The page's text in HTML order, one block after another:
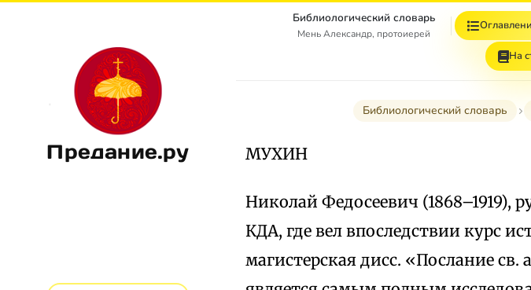
Предание.ру
Библиологический словарь
Мень Александр, протоиерей
На
Библиологический словарь
МУХИН
Николай Федосеевич (1868–1919),
КДА, где вел впоследствии курс
магистерская дисс. «Послание